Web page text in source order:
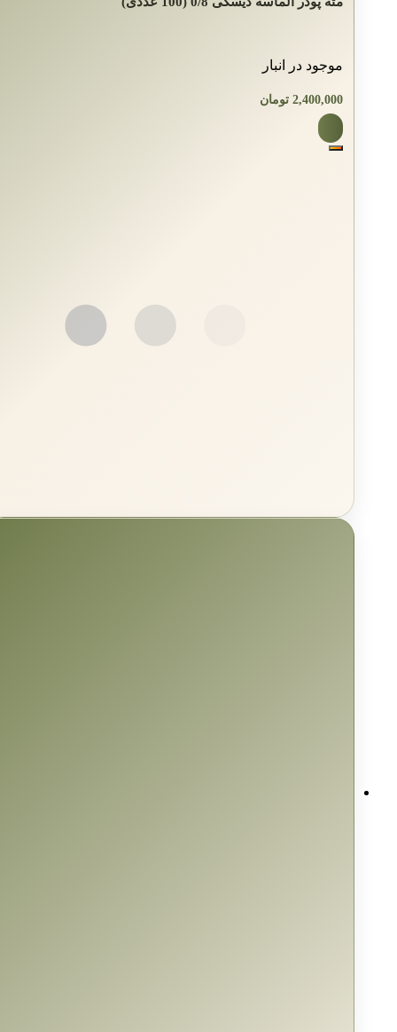
موجود در انبار
2,400,000 تومان